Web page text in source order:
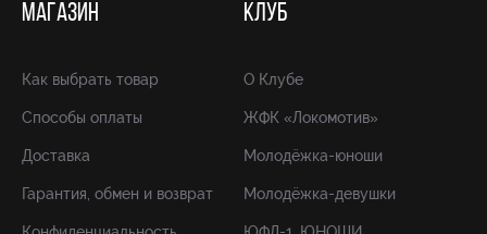
МАГАЗИН
Как выбрать товар
Способы оплаты
Доставка
Гарантия, обмен и возврат
КЛУБ
О Клубе
ЖФК «Локомотив»
Молодёжка-юноши
Молодёжка-девушки